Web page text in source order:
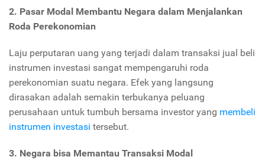
2. Pasar Modal Membantu Negara dalam Menjalankan
Roda Perekonomian
Laju perputaran uang yang terjadi dalam transaksi jual beli
instrumen investasi sangat mempengaruhi roda
perekonomian suatu negara. Efek yang langsung
dirasakan adalah semakin terbukanya peluang
perusahaan untuk tumbuh bersama investor yang membeli
instrumen investasi tersebut.
3. Negara bisa Memantau Transaksi Modal